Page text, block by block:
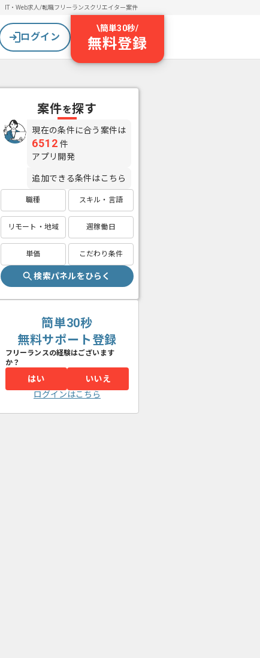
IT・Web求人/転職フリーランスクリエイター案件
ログイン
\簡単30秒/
無料登録
案件を探す
現在の条件に合う案件は
6512 件
アプリ開発
追加できる条件はこちら
職種 スキル・言語
リモート・地域 週稼働日
単価 こだわり条件
検索パネルをひらく
簡単30秒
無料サポート登録
フリーランスの経験はございます
か？
はい
いいえ
ログインはこちら